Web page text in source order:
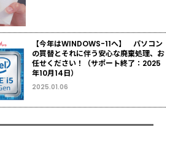
【今年はWINDOWS-11へ】 パソコン
の買替とそれに伴う安心な廃棄処理、お
任せください！（サポート終了：2025
年10月14日）
2025.01.06